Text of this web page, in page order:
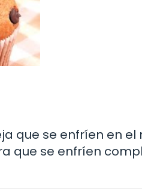
que se enfríen en
que se enfríen